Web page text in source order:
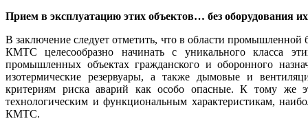
Прием в эксплуатацию этих объектов… без оборудования
В заключение следует отметить, что в области
КМТС целесообразно начинать с уникального класса
промышленных объектах гражданского и оборонного
изотермические резервуары, а также дымовые и
критериям риска аварий как особо опасные. К тому же
технологическим и функциональным характеристикам,
КМТС.